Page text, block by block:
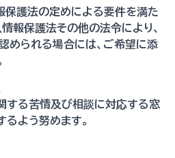
保護法の定めによる要件を満た
報保護法その他の法令により、
められる場合には、ご希望に添
する苦情及び相談に対応する窓
るよう努めます。